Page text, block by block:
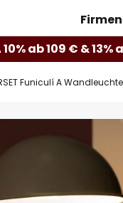
10% ab 109 € & 13%
Funiculí A